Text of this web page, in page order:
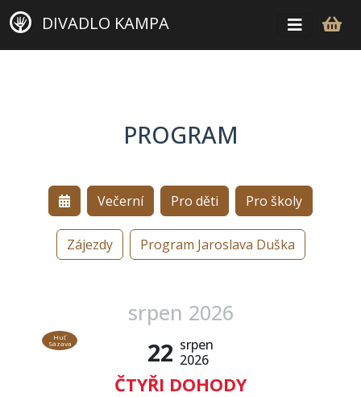
DIVADLO KAMPA
PROGRAM
Večerní Pro děti Pro školy
Zájezdy Program Jaroslava Duška
srpen 2026
22 srpen
2026
ČTYŘI DOHODY
Huť
Sázava